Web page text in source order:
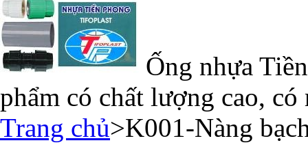
Ống nhựa
phẩm có chất lượng cao, có
Trang chủ>K001-Nàng